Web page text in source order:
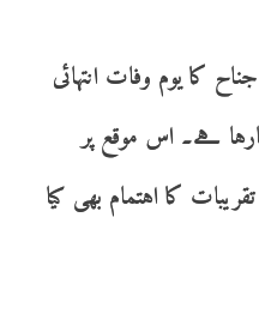
کا یوم وفات انتہائی
ہے۔ اس موقع پر
کا اہتمام بھی کیا